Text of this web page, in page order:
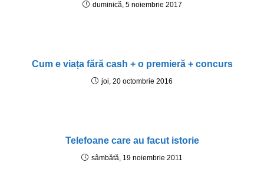
duminică, 5 noiembrie 2017
Cum e viața fără cash + o premieră + concurs
joi, 20 octombrie 2016
Telefoane care au facut istorie
sâmbătă, 19 noiembrie 2011